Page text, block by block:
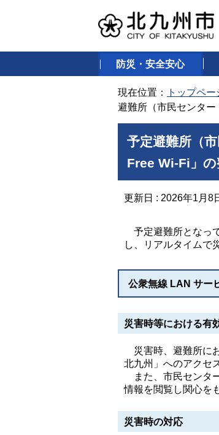
防災・安全安心
現在位置： トップペー
避難所（市民センタ
予定避難所（
Free Wi-Fi」の
更新日 : 2026年1月8
予定避難所となっ
し、リアルタイムで
公衆無線 LAN サー
災害時等における有
災害時、避難所に
北九州」へのアクセ
また、市民センタ
情報を閲覧し関心を
災害時の対応